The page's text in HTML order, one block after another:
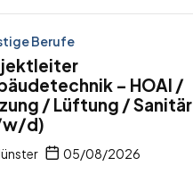
Berufe
– HOAI /
/ Lüftung / Sanitär
d)
05/08/2026